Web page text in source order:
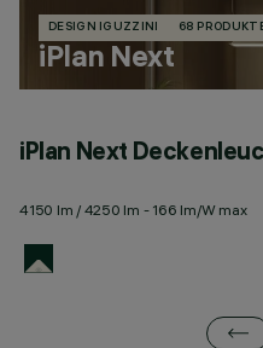
DESIGN IGUZZINI 68
iPlan Next
iPlan Next
4150 lm / 4250 lm - 166 lm/W max